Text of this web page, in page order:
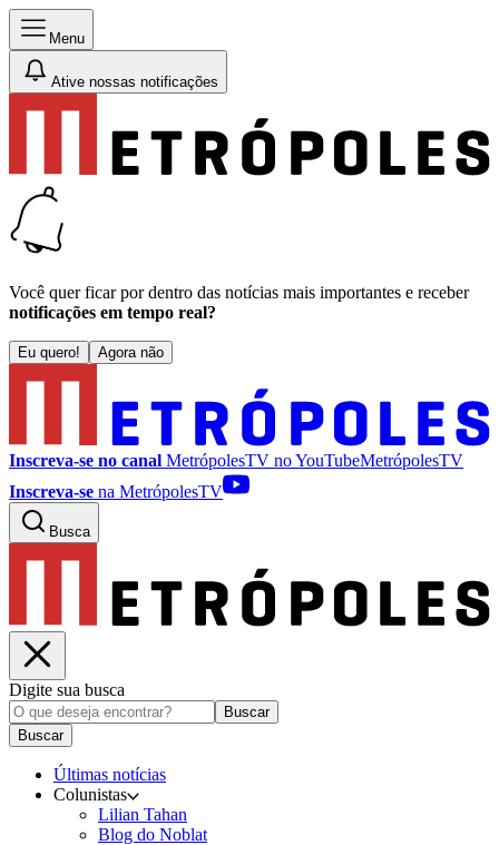
Menu
Ative nossas notificações
Você quer ficar por dentro das notícias mais importantes e receber
notificações em tempo real?
Eu quero! Agora não
Inscreva-se no canal MetrópolesTV noYouTubeMetrópolesTV
Inscreva-se na MetrópolesTV
Busca
Digite sua busca
Buscar
Buscar
Últimas notícias
Colunistas
Lilian Tahan
Blog do Noblat